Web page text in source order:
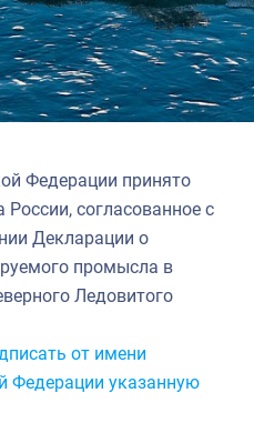
Федерации принято
согласованное с
Декларации о
промысла в
Ледовитого
от имени
Федерации указанную